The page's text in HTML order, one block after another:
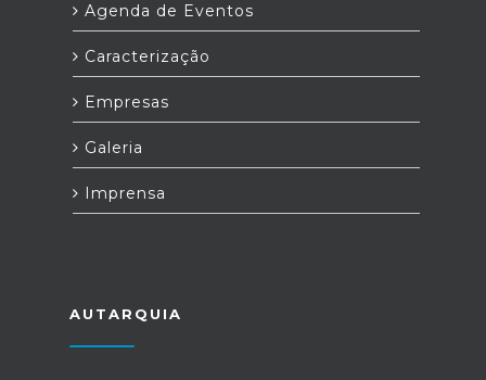
Agenda de Eventos
Caracterização
Empresas
Galeria
Imprensa
AUTARQUIA